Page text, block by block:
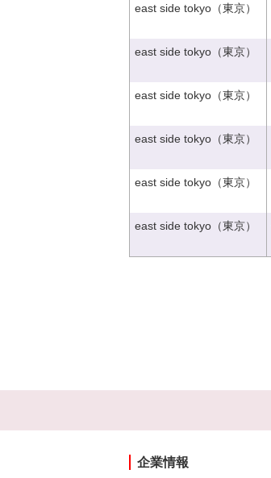
east side tokyo（東京）
east side tokyo（東京）
east side tokyo（東京）
east side tokyo（東京）
east side tokyo（東京）
east side tokyo（東京）
企業情報